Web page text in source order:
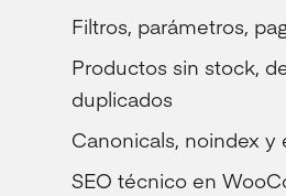
Filtros, parámetros,
Productos sin stock,
duplicados
Canonicals, noindex y
SEO técnico en